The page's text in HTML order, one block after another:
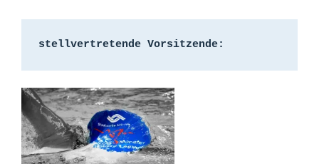
stellvertretende Vorsitzende: